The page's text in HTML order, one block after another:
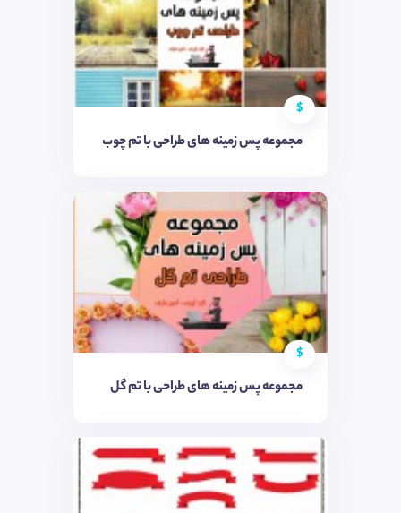
$
مجموعه پس زمینه های طراحی با تم چوب
$
مجموعه پس زمینه های طراحی با تم گل